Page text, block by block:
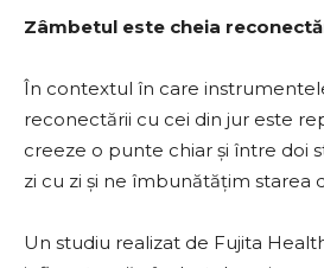
Zâmbetul este cheia
În contextul în care
reconectării cu cei din jur este
creeze o punte chiar și între doi
zi cu zi și ne îmbunătățim starea
Un studiu realizat de Fujita